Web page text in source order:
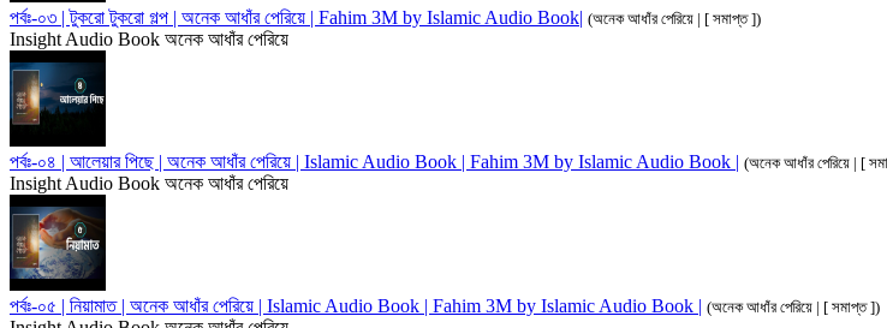
পর্বঃ-০৩ | টুকরো টুকরো গল্প | অনেক আধাঁর পেরিয়ে | Fahim 3M by Islamic Audio Book| (অনেক আধাঁর পেরিয়ে | [ সমাপ্ত ])
Insight Audio Book অনেক আধাঁর পেরিয়ে
পর্বঃ-০৪ | আলেয়ার পিছে | অনেক আধাঁর পেরিয়ে | Islamic Audio Book | Fahim 3M by Islamic Audio Book | (অনেক আধাঁর পেরিয়ে | [
Insight Audio Book অনেক আধাঁর পেরিয়ে
পর্বঃ-০৫ | নিয়ামাত | অনেক আধাঁর পেরিয়ে | Islamic Audio Book | Fahim 3M by Islamic Audio Book | (অনেক আধাঁর পেরিয়ে | [ সমাপ্ত ])